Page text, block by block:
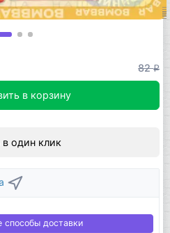
82q
в корзину
в один клик
способы доставки